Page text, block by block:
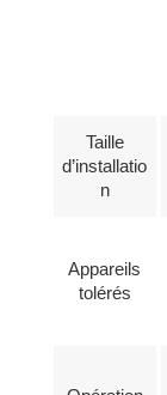
Taille
d’installatio
n
Appareils
tolérés